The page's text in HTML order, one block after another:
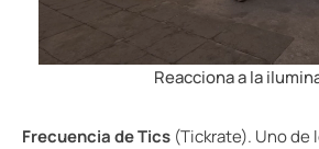
Reacciona a la
Frecuencia de Tics (Tickrate). Uno